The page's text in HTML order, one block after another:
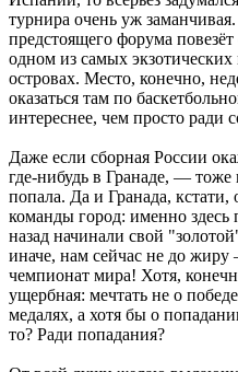
турнира очень уж
предстоящего форума
одном из самых
островах. Место, конечно,
оказаться там по
интереснее, чем просто ради
Даже если сборная России
где-нибудь в Гранаде, —
попала. Да и Гранада,
команды город: именно здесь
назад начинали свой
иначе, нам сейчас не до
чемпионат мира! Хотя,
ущербная: мечтать не о
медалях, а хотя бы о
то? Ради попадания?